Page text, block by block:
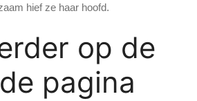
hief ze haar hoofd.
op de
pagina